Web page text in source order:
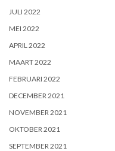
JULI 2022
MEI 2022
APRIL 2022
MAART 2022
FEBRUARI 2022
DECEMBER 2021
NOVEMBER 2021
OKTOBER 2021
SEPTEMBER 2021